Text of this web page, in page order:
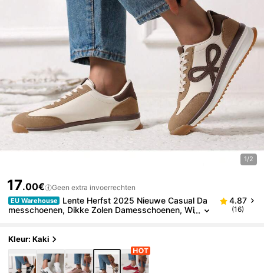
1/2
17.00€ Geen extra invoerrechten
EU Warehouse
Lente Herfst 2025 Nieuwe Casual Da
messchoenen, Dikke Zolen Damesschoenen, Wi
4.87
(16)
Kleur: Kaki